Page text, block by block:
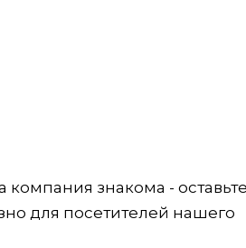
знакома -
для посетителей нашего